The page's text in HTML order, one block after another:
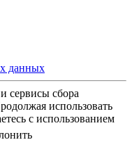
данных
сервисы сбора
использовать
с использованием